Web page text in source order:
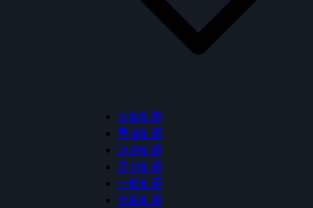
無鉛龍頭
單槍龍頭
沐浴龍頭
混合龍頭
一般龍頭
化驗龍頭